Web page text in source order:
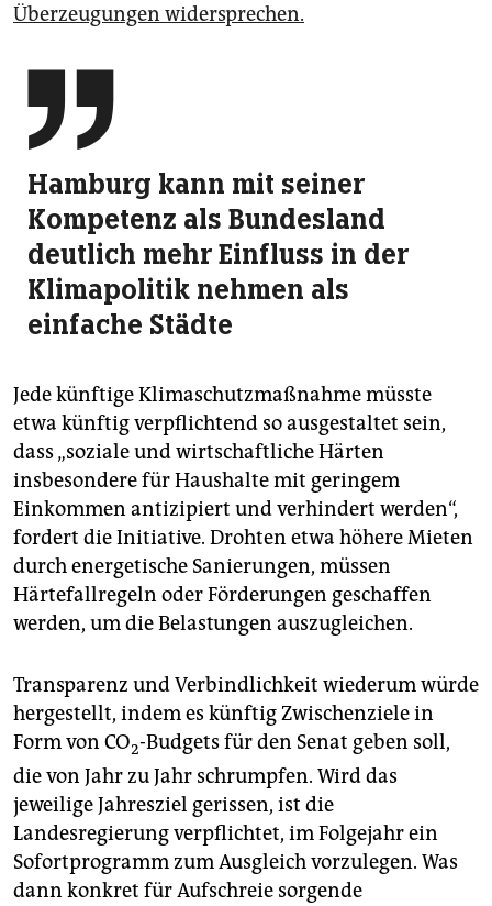
Überzeugungen widersprechen.

Hamburg kann mit seiner
Kompetenz als Bundesland
deutlich mehr Einfluss in der
Klimapolitik nehmen als
einfache Städte
Jede künftige Klimaschutzmaßnahme müsste
etwa künftig verpflichtend so ausgestaltet sein,
dass „soziale und wirtschaftliche Härten
insbesondere für Haushalte mit geringem
Einkommen antizipiert und verhindert werden“,
fordert die Initiative. Drohten etwa höhere Mieten
durch energetische Sanierungen, müssen
Härtefallregeln oder Förderungen geschaffen
werden, um die Belastungen auszugleichen.
Transparenz und Verbindlichkeit wiederum würde
hergestellt, indem es künftig Zwischenziele in
Form von CO2-Budgets für den Senat geben­ soll,
die von Jahr zu Jahr schrumpfen. Wird das
jeweilige Jahresziel gerissen, ist die
Landesregierung verpflichtet, im Folgejahr ein
Sofortprogramm zum Ausgleich vorzulegen. Was
dann konkret für Aufschreie sorgende